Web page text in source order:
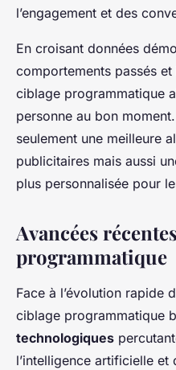
l’engagement et des
En croisant données
comportements passés et
ciblage programmatique
personne au bon
seulement une meilleure
publicitaires mais aussi
plus personnalisée pour
Avancées
programmatique
Face à l’évolution rapide
ciblage programmatique
technologiques
l’intelligence artificielle et